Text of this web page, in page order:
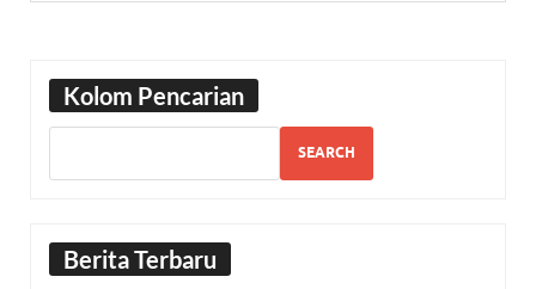
Kolom Pencarian
SEARCH
Berita Terbaru